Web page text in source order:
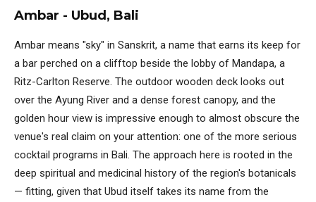
Ambar - Ubud, Bali
Ambar means "sky" in Sanskrit, a name that earns its keep for
a bar perched on a clifftop beside the lobby of Mandapa, a
Ritz-Carlton Reserve. The outdoor wooden deck looks out
over the Ayung River and a dense forest canopy, and the
golden hour view is impressive enough to almost obscure the
venue's real claim on your attention: one of the more serious
cocktail programs in Bali. The approach here is rooted in the
deep spiritual and medicinal history of the region's botanicals
— fitting, given that Ubud itself takes its name from the